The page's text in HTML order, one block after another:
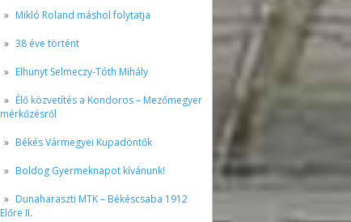
Mikló Roland máshol folytatja
38 éve történt
Elhunyt Selmeczy-Tóth Mihály
Élő közvetítés a Kondoros – Mezőmegyer
mérkőzésről
Békés Vármegyei Kupadöntők
Boldog Gyermeknapot kívánunk!
Dunaharaszti MTK – Békéscsaba 1912
Előre II.